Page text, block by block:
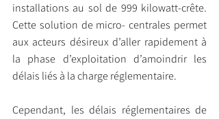
installations au sol de 999 kilowatt-crête.
Cette solution de micro- centrales permet
aux acteurs désireux d’aller rapidement à
la phase d’exploitation d’amoindrir les
délais liés à la charge réglementaire.
Cependant, les délais réglementaires de